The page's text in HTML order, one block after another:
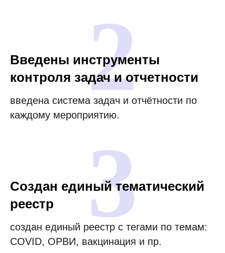
Введены инструменты
контроля задач и отчетности
введена система задач и отчётности по
каждому мероприятию.
2
Создан единый тематический
реестр
создан единый реестр с тегами по темам:
COVID, ОРВИ, вакцинация и пр.
3